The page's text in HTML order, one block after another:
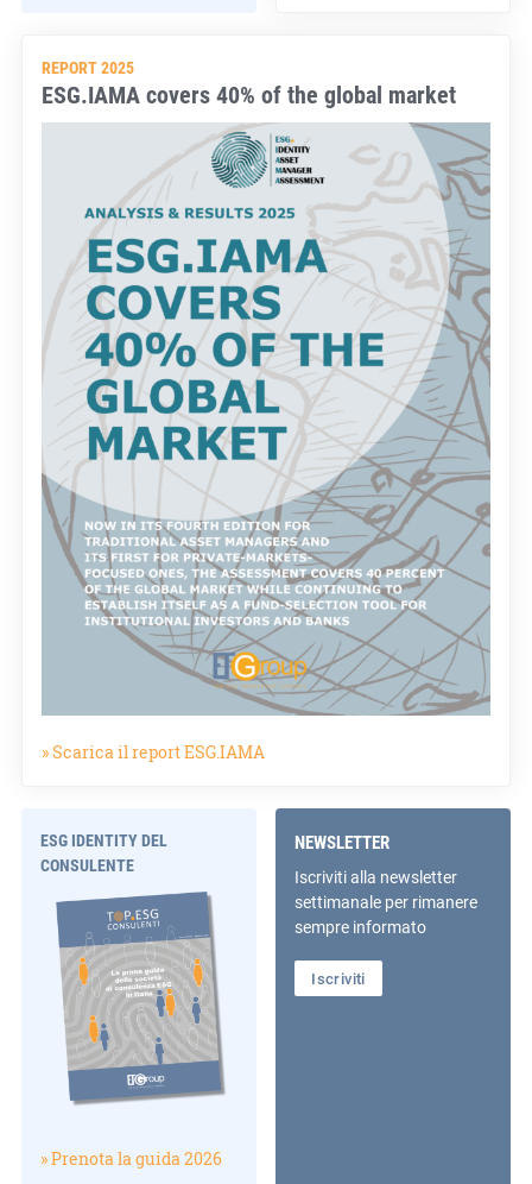
REPORT 2025
ESG.IAMA covers 40% of the global market
» Scarica il report ESG.IAMA
ESG IDENTITY DEL
CONSULENTE
» Prenota la guida 2026
NEWSLETTER
Iscriviti alla newsletter
settimanale per rimanere
sempre informato
Iscriviti